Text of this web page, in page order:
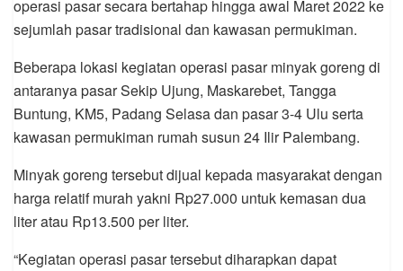
operasi pasar secara bertahap hingga awal Maret 2022 ke
sejumlah pasar tradisional dan kawasan permukiman.
Beberapa lokasi kegiatan operasi pasar minyak goreng di
antaranya pasar Sekip Ujung, Maskarebet, Tangga
Buntung, KM5, Padang Selasa dan pasar 3-4 Ulu serta
kawasan permukiman rumah susun 24 Ilir Palembang.
Minyak goreng tersebut dijual kepada masyarakat dengan
harga relatif murah yakni Rp27.000 untuk kemasan dua
liter atau Rp13.500 per liter.
“Kegiatan operasi pasar tersebut diharapkan dapat